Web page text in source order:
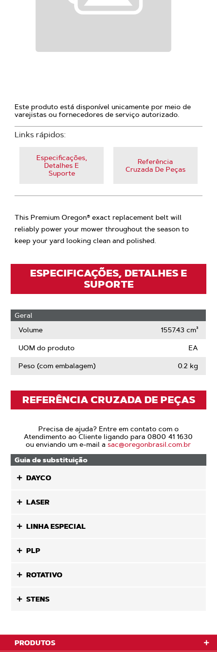
Este produto está disponível unicamente por meio de
varejistas ou fornecedores de serviço autorizado.
Links rápidos:
Especificações,
Detalhes E
Suporte
Referência
Cruzada De Peças
This Premium Oregon® exact replacement belt will
reliably power your mower throughout the season to
keep your yard looking clean and polished.
ESPECIFICAÇÕES, DETALHES E
SUPORTE
Geral
Volume
1557.43 cm³
UOM do produto EA
Peso (com embalagem) 0.2 kg
REFERÊNCIA CRUZADA DE PEÇAS
Precisa de ajuda? Entre em contato com o
Atendimento ao Cliente ligando para 0800 41 1630
ou enviando um e-mail asac@oregonbrasil.com.br
Guia de substituição
DAYCO
LASER
LINHA ESPECIAL
PLP
ROTATIVO
STENS
PRODUTOS